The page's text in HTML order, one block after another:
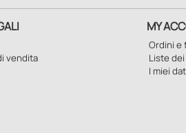
vendita
MY
Ordini e
Liste
I miei